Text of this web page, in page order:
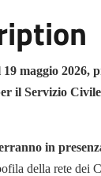
maggio 2026,
il Servizio
in
della rete dei